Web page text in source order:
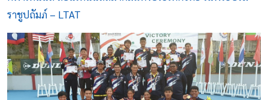
ราชูปถัมภ์ – LTAT